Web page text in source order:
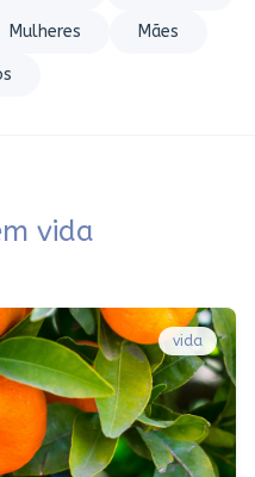
Mulheres Mães
vida
vida